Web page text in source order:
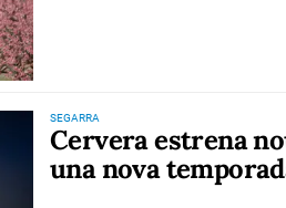
SEGARRA
Cervera estrena
una nova